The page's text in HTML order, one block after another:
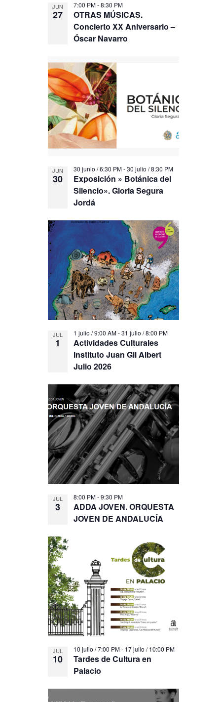
JUN
27
OTRAS MÚSICAS.
Concierto XX Aniversario –
Óscar Navarro
7:00 PM-8:30 PM
JUN
30
Exposición » Botánica del
Silencio». Gloria Segura
Jordá
30 junio / 6:30 PM-30 julio / 8:30 PM
JUL
1
Actividades Culturales
Instituto Juan Gil Albert
Julio 2026
1 julio / 9:00 AM-31 julio / 8:00 PM
JUL
3
ADDA JOVEN. ORQUESTA
JOVEN DE ANDALUCÍA
8:00 PM-9:30 PM
JUL
10
Tardes de Cultura en
Palacio
10 julio / 7:00 PM- 17 julio / 10:00 PM